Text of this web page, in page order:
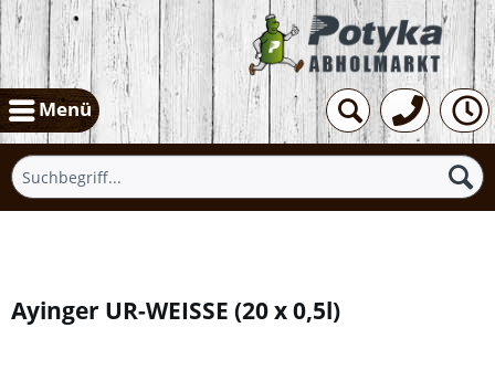
Menü
Ayinger UR-WEISSE (20 x 0,5l)